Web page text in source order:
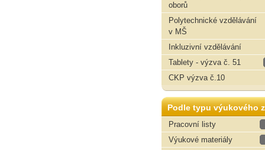
oborů
Polytechnické vzdělávání
v MŠ
Inkluzivní vzdělávání
Tablety - výzva č. 51
CKP výzva č.10
Podle typu výukového
Pracovní listy
Výukové materiály